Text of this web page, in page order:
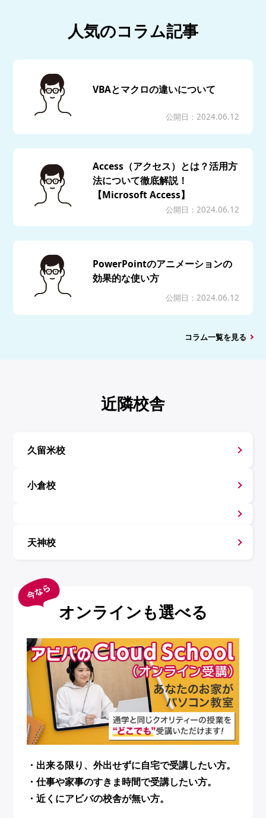
人気のコラム記事
VBAとマクロの違いについて
公開日：2024.06.12
Access（アクセス）とは？活用方
法について徹底解説！
【Microsoft Access】
公開日：2024.06.12
PowerPointのアニメーションの
効果的な使い方
公開日：2024.06.12
コラム一覧を見る
近隣校舎
久留米校
小倉校
天神校
オンラインも選べる
・出来る限り、外出せずに自宅で受講したい方。
・仕事や家事のすきま時間で受講したい方。
・近くにアビバの校舎が無い方。